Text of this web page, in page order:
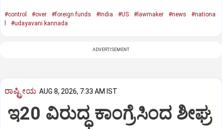
#control #over #foreign funds #India #US #lawmaker #news
#nationa
#udayavani kannada
ADVERTISEMENT
ರಾಷ್ಟ್ರೀಯ AUG 8, 2026, 7:33 AM IST
ಇ20 ವಿರುದ್ಧ ಕಾಂಗ್ರೆಸಿಂದ ಶೀಘ್ರ